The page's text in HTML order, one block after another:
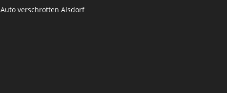
Auto verschrotten Alsdorf